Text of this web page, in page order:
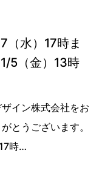
水）17時ま
5（金）13時
イン株式会社をお
とうございます。
時…